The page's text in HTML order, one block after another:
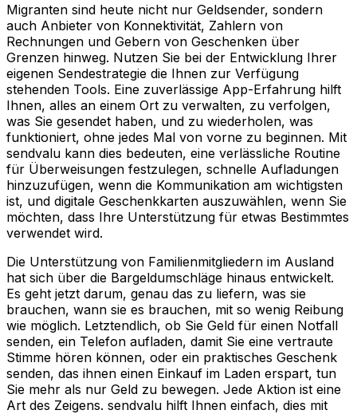
Migranten sind heute nicht nur Geldsender, sondern
auch Anbieter von Konnektivität, Zahlern von
Rechnungen und Gebern von Geschenken über
Grenzen hinweg. Nutzen Sie bei der Entwicklung Ihrer
eigenen Sendestrategie die Ihnen zur Verfügung
stehenden Tools. Eine zuverlässige App-Erfahrung hilft
Ihnen, alles an einem Ort zu verwalten, zu verfolgen,
was Sie gesendet haben, und zu wiederholen, was
funktioniert, ohne jedes Mal von vorne zu beginnen. Mit
sendvalu kann dies bedeuten, eine verlässliche Routine
für Überweisungen festzulegen, schnelle Aufladungen
hinzuzufügen, wenn die Kommunikation am wichtigsten
ist, und digitale Geschenkkarten auszuwählen, wenn Sie
möchten, dass Ihre Unterstützung für etwas Bestimmtes
verwendet wird.
Die Unterstützung von Familienmitgliedern im Ausland
hat sich über die Bargeldumschläge hinaus entwickelt.
Es geht jetzt darum, genau das zu liefern, was sie
brauchen, wann sie es brauchen, mit so wenig Reibung
wie möglich. Letztendlich, ob Sie Geld für einen Notfall
senden, ein Telefon aufladen, damit Sie eine vertraute
Stimme hören können, oder ein praktisches Geschenk
senden, das ihnen einen Einkauf im Laden erspart, tun
Sie mehr als nur Geld zu bewegen. Jede Aktion ist eine
Art des Zeigens. sendvalu hilft Ihnen einfach, dies mit